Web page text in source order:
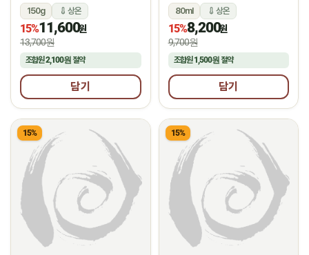
150g 상온
15%11,600원
13,700원
조합원2,100원 절약
담기
80ml 상온
15%8,200원
9,700원
조합원1,500원절약
담기
15% 15%